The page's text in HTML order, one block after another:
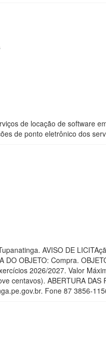
de locação de software
de ponto eletrônico dos
AVISO DE
DO OBJETO: Compra.
2026/2027. Valor
centavos). ABERTURA
Fone 87 3856-